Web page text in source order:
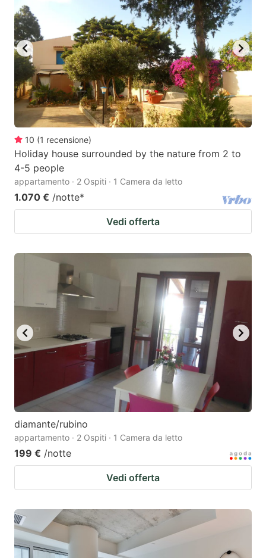
10 (1 recensione)
Holiday house surrounded by the nature from 2 to
4-5 people
appartamento · 2 Ospiti · 1 Camera da letto
1.070 € /notte*
Vedi offerta
diamante/rubino
appartamento · 2 Ospiti · 1 Camera da letto
199 € /notte
Vedi offerta